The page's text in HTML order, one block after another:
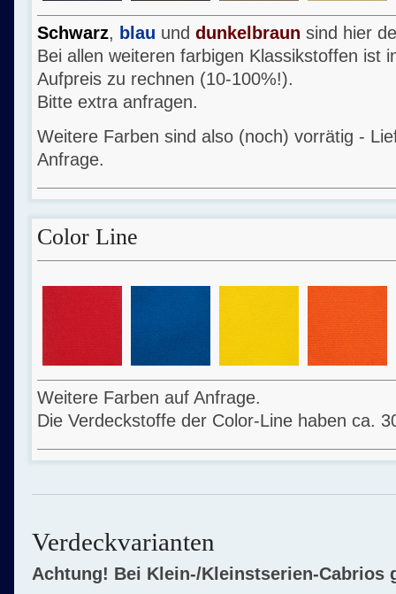
Schwarz, blau und dunkelbraun sind hier
Bei allen weiteren farbigen Klassikstoffen ist
Aufpreis zu rechnen (10-100%!).
Bitte extra anfragen.
Weitere Farben sind also (noch) vorrätig -
Anfrage.
Color Line
Weitere Farben auf Anfrage.
Die Verdeckstoffe der Color-Line haben ca.
Verdeckvarianten
Achtung! Bei Klein-/Kleinstserien-Cabrios